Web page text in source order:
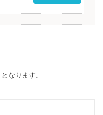
なります。